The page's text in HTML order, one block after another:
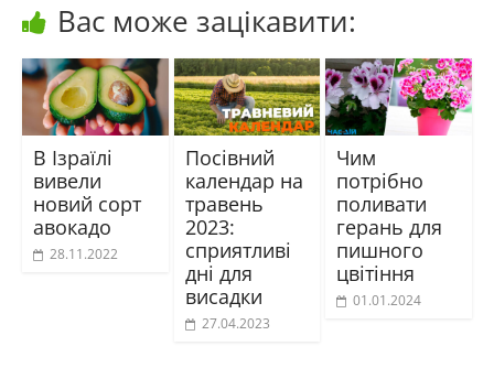
Вас може зацікавити:
В Ізраїлі
вивели
новий сорт
авокадо
28.11.2022
Посівний
календар на
травень
2023:
сприятливі
дні для
висадки
27.04.2023
Чим
потрібно
поливати
герань для
пишного
цвітіння
01.01.2024